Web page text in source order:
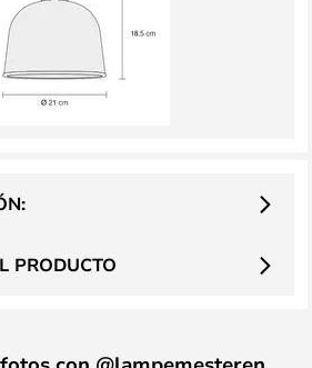
PRODUCTO